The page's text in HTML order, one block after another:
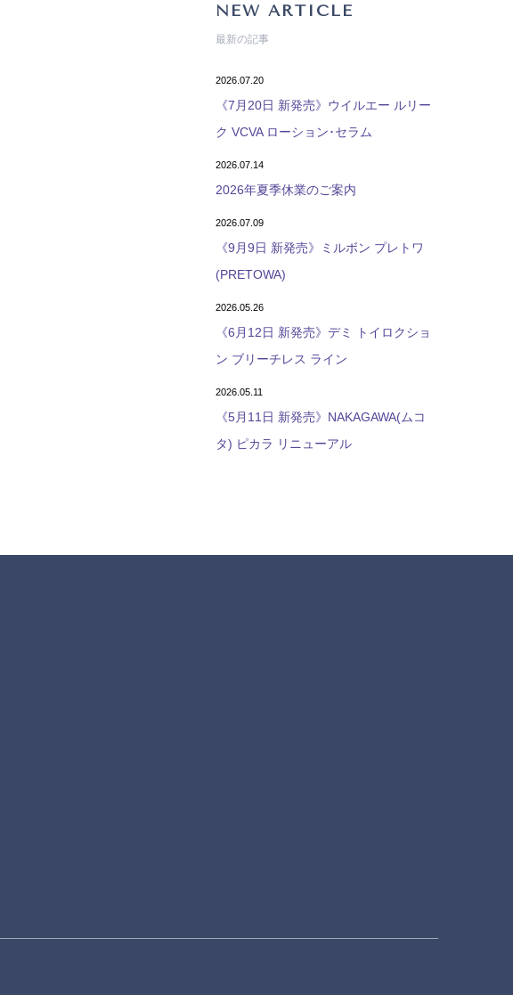
NEW ARTICLE
最新の記事
2026.07.20
《7月20日 新発売》ウイルエー ルリー
ク VCVA ローション･セラム
2026.07.14
2026年夏季休業のご案内
2026.07.09
《9月9日 新発売》ミルボン プレトワ
(PRETOWA)
2026.05.26
《6月12日 新発売》デミ トイロクショ
ン ブリーチレス ライン
2026.05.11
《5月11日 新発売》NAKAGAWA(ムコ
タ) ピカラ リニューアル